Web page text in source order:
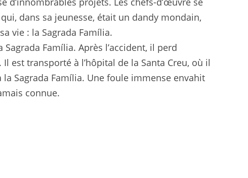
dans sa jeunesse, était un dandy mondain,
vie : la Sagrada Família.
Família. Après l’accident, il perd
est transporté à l’hôpital de la Santa Creu, où il
Sagrada Família. Une foule immense envahit
connue.